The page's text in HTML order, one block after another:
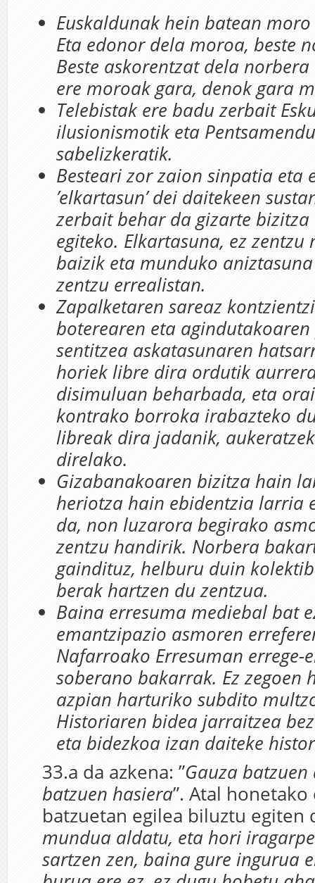
Euskaldunak hein batean
Eta edonor dela moroa, beste
Beste askorentzat dela
ere moroak gara, denok gara
Telebistak ere badu zerbait
ilusionismotik eta
sabelizkeratik.
Besteari zor zaion sinpatia eta
’elkartasun’ dei daitekeen
zerbait behar da gizarte
egiteko. Elkartasuna, ez
baizik eta munduko
zentzu errealistan.
Zapalketaren sareaz
boterearen eta agindutakoaren
sentitzea askatasunaren
horiek libre dira ordutik
disimuluan beharbada, eta
kontrako borroka irabazteko
libreak dira jadanik,
direlako.
Gizabanakoaren bizitza hain
heriotza hain ebidentzia larria
da, non luzarora begirako
zentzu handirik. Norbera
gaindituz, helburu duin
berak hartzen du zentzua.
Baina erresuma mediebal bat
emantzipazio asmoren
Nafarroako Erresuman errege-
soberano bakarrak. Ez zegoen
azpian harturiko subdito
Historiaren bidea jarraitzea
eta bidezkoa izan daiteke
33.a da azkena: ”Gauza
batzuen hasiera”. Atal honetako
batzuetan egilea biluztu egiten
mundua aldatu, eta hori
sartzen zen, baina gure ingurua